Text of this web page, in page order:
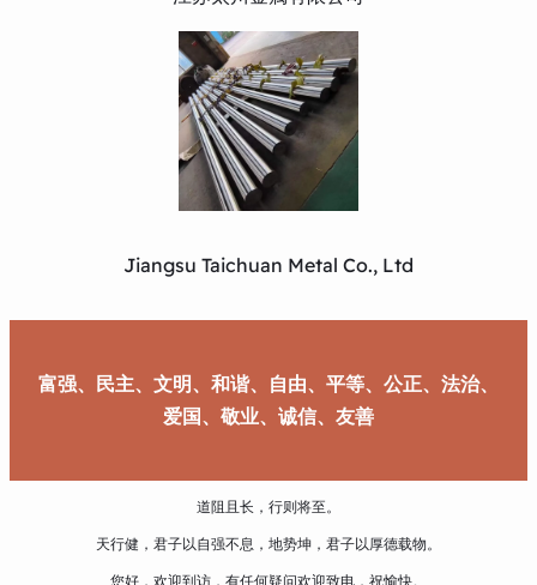
Jiangsu Taichuan Metal Co., Ltd
富强、民主、文明、和谐、自由、平等、公正、法治、
爱国、敬业、诚信、友善
道阻且长，行则将至。
天行健，君子以自强不息，地势坤，君子以厚德载物。
您好，欢迎到访，有任何疑问欢迎致电，祝愉快。